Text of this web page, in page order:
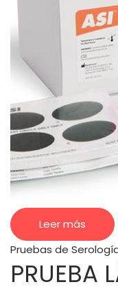
Leer más
Pruebas de
PRUEBA